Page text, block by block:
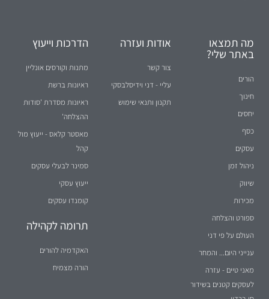
מה תמצאו
באתר שלי?
הורים
חינוך
יחסים
כסף
עסקים
ניהול זמן
שיווק
מכירות
ספורט והצלחה
העולם על פי דני
ענייני היום... והמחר
מאני טיים - עזרה
לעסקים קטנים בשידור
אודות ועזרה
צור קשר
עליי - דני וידיסלבסקי
תקנון ותנאי שימוש
הדרכות וייעוץ
מתנות וקורסים אונליין
ראיונות ברשת
ראיונות מסדרת 'סודות
ההצלחה'
מאסטר קלאס - ייעוץ מול
קהל
סמינר לבעלי עסקים
ייעוץ עסקי
קומנדו עסקים
תרומה לקהילה
האקדמיה להורים
הורה מצמיח